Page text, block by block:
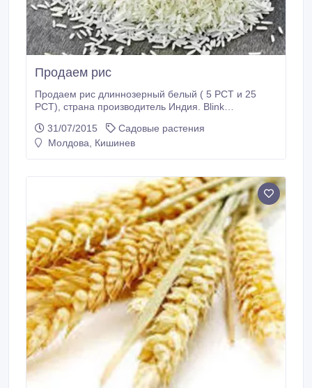
Продаем рис
Продаем рис длиннозерный белый ( 5 PCT и 25
PCT), страна производитель Индия. Blink
blinkcommercialgroup; .
31/07/2015
Садовые растения
Молдова, Кишинев